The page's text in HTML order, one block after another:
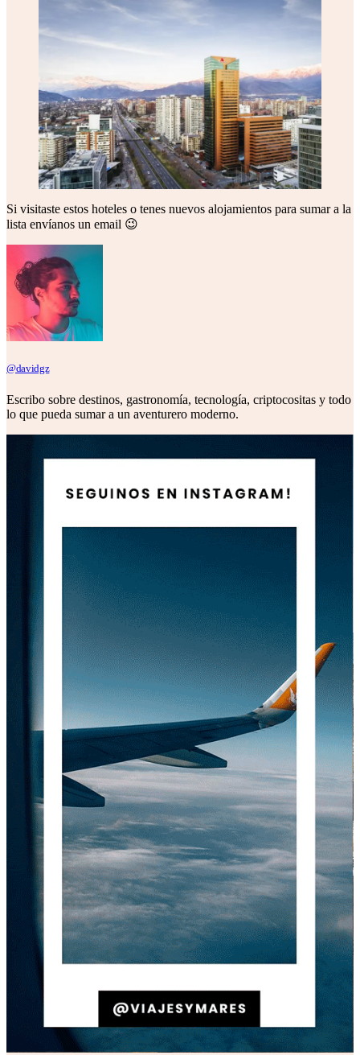
Si visitaste estos hoteles o tenes nuevos alojamientos para sumar a la
lista envíanos un email 😉
@davidgz
Escribo sobre destinos, gastronomía, tecnología, criptocositas y todo
lo que pueda sumar a un aventurero moderno.